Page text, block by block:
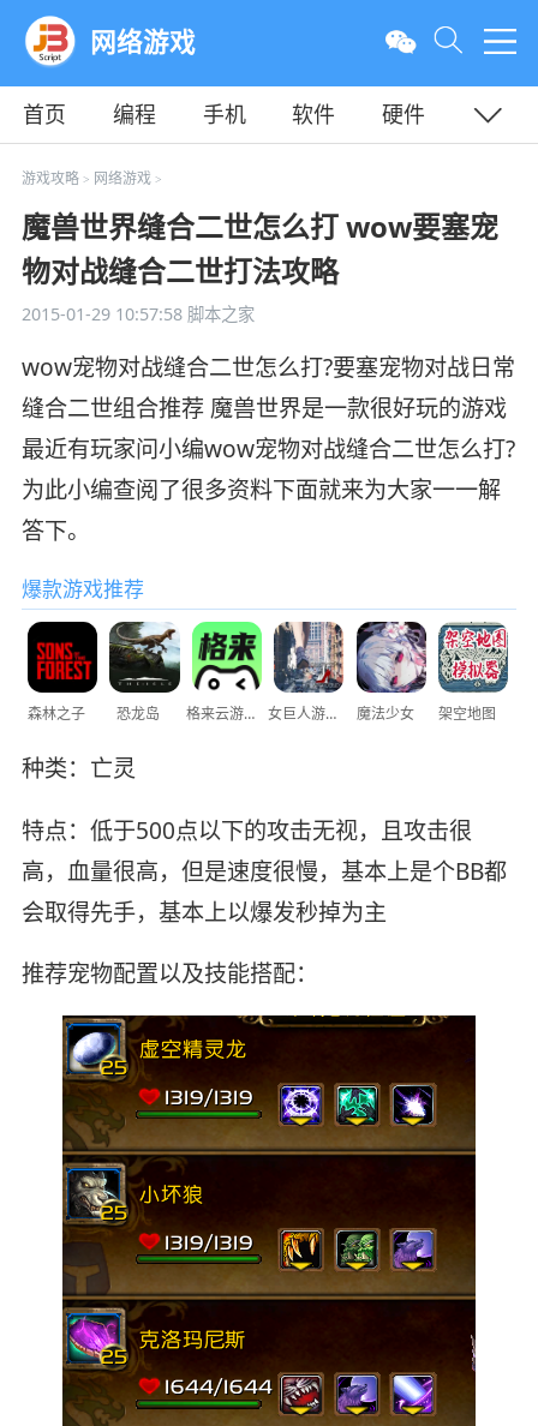
网络游戏
首页 编程 手机 软件
硬件
教程
平面
游戏攻略> 网络游戏>
魔兽世界缝合二世怎么打 wow要塞宠
物对战缝合二世打法攻略
2015-01-29 10:57:58脚本之家
wow宠物对战缝合二世怎么打?要塞宠物对战日常
缝合二世组合推荐 魔兽世界是一款很好玩的游戏
最近有玩家问小编wow宠物对战缝合二世怎么打?
为此小编查阅了很多资料下面就来为大家一一解
答下。
爆款游戏推荐
森林之子 恐龙岛 格来云游戏 女巨人游乐场 魔法少女 架空地图
种类：亡灵
特点：低于500点以下的攻击无视，且攻击很
高，血量很高，但是速度很慢，基本上是个BB都
会取得先手，基本上以爆发秒掉为主
推荐宠物配置以及技能搭配：